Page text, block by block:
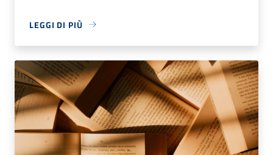
LEGGI DI PIÙ